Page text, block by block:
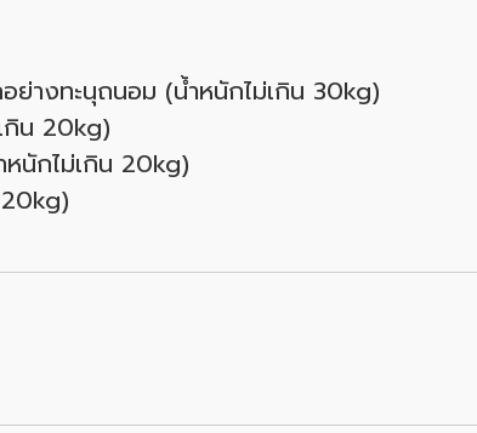
ย่างทะนุถนอม (น้ำหนักไม่เกิน 30kg)
กิน 20kg)
นักไม่เกิน 20kg)